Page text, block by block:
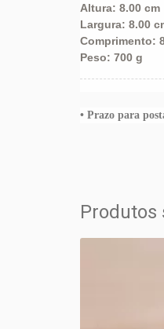
Altura: 8.00 cm
Largura: 8.00
Comprimento:
Peso: 700 g
• Prazo para
Produtos